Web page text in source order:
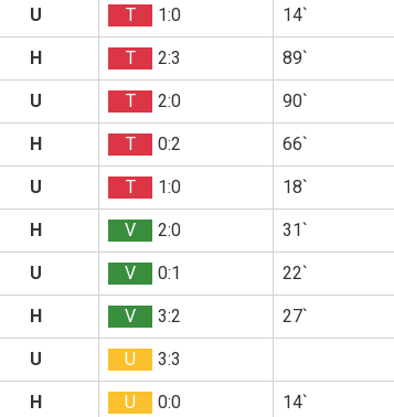
U T 1:0 14`
H T 2:3 89`
U T 2:0 90`
H T 0:2 66`
U T 1:0 18`
H V 2:0 31`
U V 0:1 22`
H V 3:2 27`
U U 3:3
H U 0:0 14`